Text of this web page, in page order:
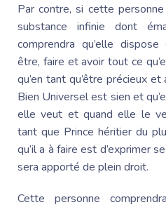
Par contre, si cette
substance infinie dont
comprendra qu’elle
être, faire et avoir tout ce
qu’en tant qu’être précieux
Bien Universel est sien et
elle veut et quand elle le
tant que Prince héritier du
qu’il a à faire est d’exprimer
sera apporté de plein droit.
Cette personne